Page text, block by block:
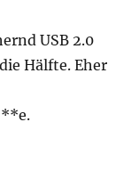
USB 2.0
Hälfte. Eher